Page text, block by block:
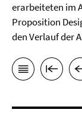
erarbeiteten im
Proposition
den Verlauf der